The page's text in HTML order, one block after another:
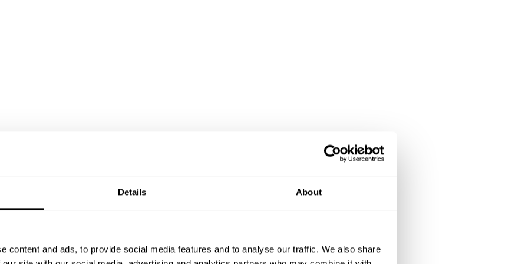
Details About
content and ads, to provide social media features and to analyse our traffic. We also share